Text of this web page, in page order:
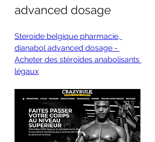
advanced dosage
Steroide belgique pharmacie,
dianabol advanced dosage -
Acheter des stéroïdes anabolisants
légaux